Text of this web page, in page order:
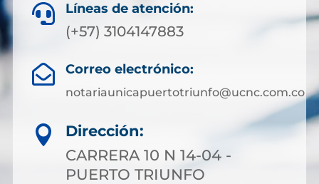
 Líneas de atención:
(+57) 3104147883
 Correo electrónico:
notariaunicapuertotriunfo@ucnc.com.co

Dirección:
CARRERA 10 N 14-04 -
PUERTO TRIUNFO